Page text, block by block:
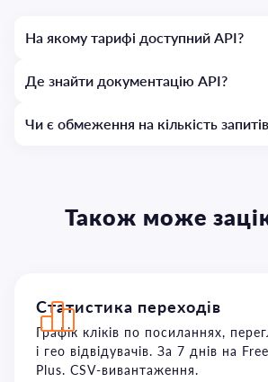
На якому тарифі доступний API?
Де знайти документацію API?
Чи є обмеження на кількість
Також може
Статистика переходів
Графік кліків по посиланнях,
і гео відвідувачів. За 7 днів на
Plus. CSV-вивантаження.